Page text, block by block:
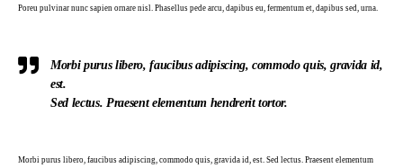
Poreu pulvinar nunc sapien ornare nisl. Phasellus pede arcu, dapibus eu, fermentum et, dapibus sed, urna.
Morbi purus libero, faucibus adipiscing, commodo quis, gravida id,
est.
Sed lectus. Praesent elementum hendrerit tortor.
Morbi purus libero, faucibus adipiscing, commodo quis, gravida id, est. Sed lectus. Praesent elementum